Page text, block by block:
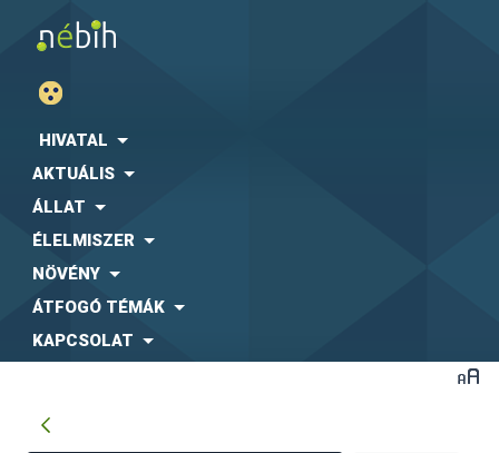
HIVATAL
AKTUÁLIS
ÁLLAT
ÉLELMISZER
NÖVÉNY
ÁTFOGÓ TÉMÁK
KAPCSOLAT